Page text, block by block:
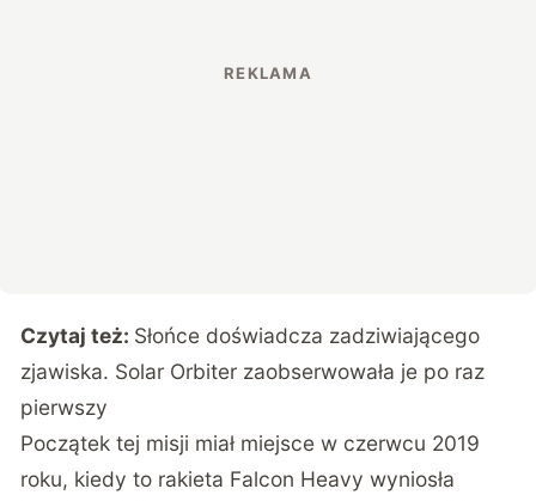
Czytaj też: Słońce doświadcza zadziwiającego
zjawiska. Solar Orbiter zaobserwowała je po raz
pierwszy
Początek tej misji miał miejsce w czerwcu 2019
roku, kiedy to rakieta Falcon Heavy wyniosła